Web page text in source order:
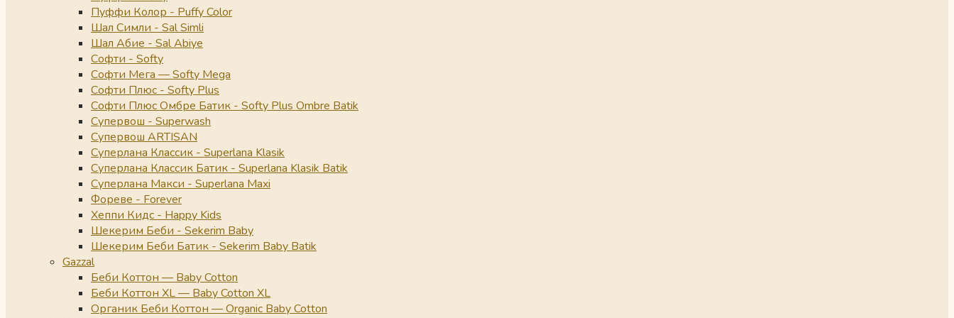
Пуффи Колор - Puffy Color
Шал Симли - Sal Simli
Шал Абие - Sal Abiye
Софти - Softy
Софти Мега — Softy Mega
Софти Плюс - Softy Plus
Софти Плюс Омбре Батик - Softy Plus Ombre Batik
Супервош - Superwash
Супервош ARTISAN
Суперлана Классик - Superlana Klasik
Суперлана Классик Батик - Superlana Klasik Batik
Суперлана Макси - Superlana Maxi
Фореве - Forever
Хеппи Кидс - Happy Kids
Шекерим Беби - Sekerim Baby
Шекерим Беби Батик - Sekerim Baby Batik
Gazzal
Беби Коттон — Baby Cotton
Беби Коттон XL — Baby Cotton XL
Органик Беби Коттон — Organic Baby Cotton